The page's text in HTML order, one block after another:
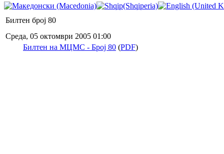
Билтен број 80
Среда, 05 октомври 2005 01:00
Билтен на МЦМС - Број 80 (PDF)